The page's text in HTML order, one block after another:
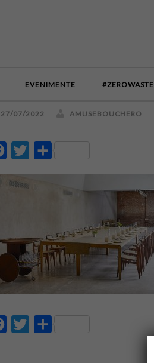
EVENIMENTE #ZEROWASTE
27/07/2022 AMUSEBOUCHERO
FacebookTwitter
FacebookTwitter